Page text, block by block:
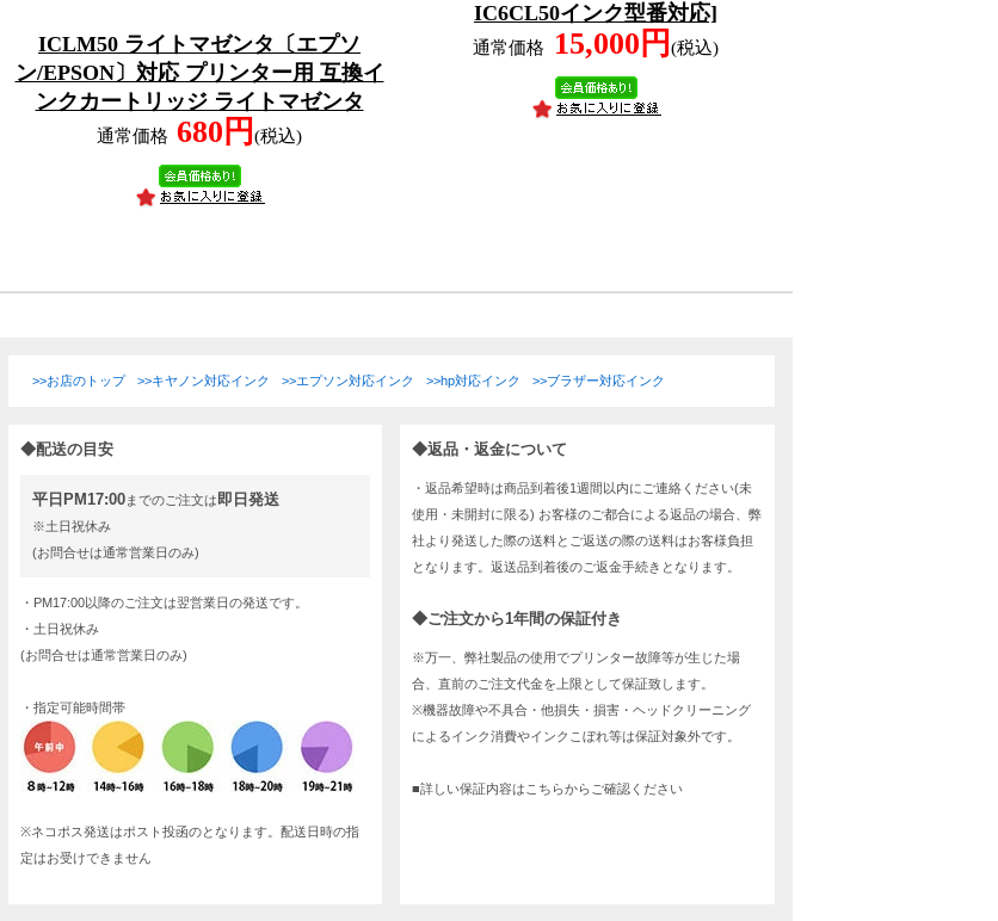
ICLM50 ライトマゼンタ〔エプソ
ン/EPSON〕対応 プリンター用 互換イ
ンクカートリッジ ライトマゼンタ
通常価格 680円(税込)
IC6CL50インク型番対応]
通常価格 15,000円 (税込)